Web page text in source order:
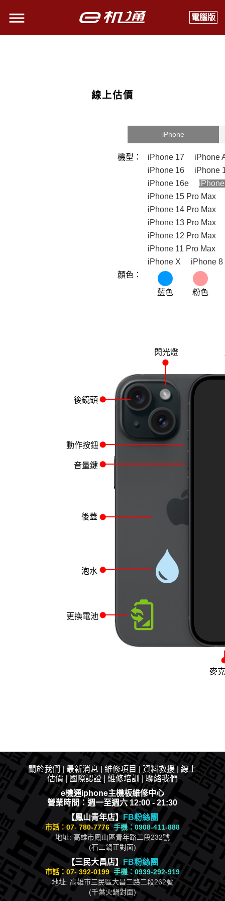
電腦版
線上估價
iPhone
機型： iPhone 17
iPhone
iPhone 16
iPhone
iPhone 16e
iPhone 15 Pro Max
iPhone 14 Pro Max
iPhone 13 Pro Max
iPhone 12 Pro Max
iPhone 11 Pro Max
iPhone X
iPhone 8
顏色：
藍色 粉色
麥
更換電池
泡水
後蓋
音量鍵
動作按鈕
後鏡頭
閃光燈
關於我們|最新消息 |​維修項目|資料救援|線上
估價|國際認證| 維修培訓|聯絡我們
e機通iphone主機板維修中心
營業時間：週一至週六 12:00 - 21:30
【鳳山青年店】 FB粉絲團
市話：07- 780-7776 手機：0908-411-888
地址: 高雄市鳳山區青年路二段232號
(石二鍋正對面)
【三民大昌店】FB粉絲團
市話：07- 392-0199 手機：0939-292-919
地址: 高雄市三民區大昌二路二段262號
(千葉火鍋對面)